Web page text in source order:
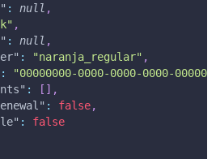
: null ,
,
: null ,
: "naranja_regular" ,
:
"00000000-0000-0000-0000-
: [ ] ,
: false,
:
false